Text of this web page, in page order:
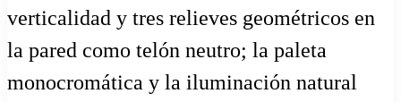
verticalidad y tres relieves geométricos en
la pared como telón neutro; la paleta
monocromática y la iluminación natural